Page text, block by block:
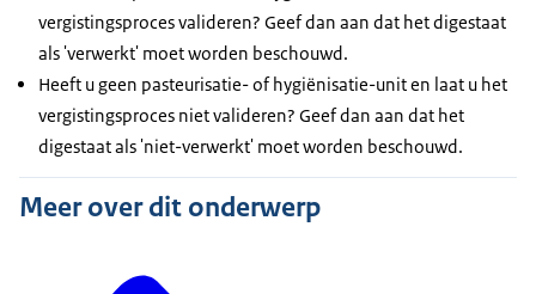
vergistingsproces valideren? Geef dan aan dat het digestaat
als 'verwerkt' moet worden beschouwd.
Heeft u geen pasteurisatie- of hygiënisatie-unit en laat u het
vergistingsproces niet valideren? Geef dan aan dat het
digestaat als 'niet-verwerkt' moet worden beschouwd.
Meer over dit onderwerp